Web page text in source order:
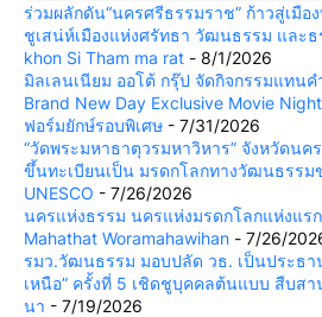
ร่วมผลักดัน“นครศรีธรรมราช” ก้าวสู่เมือ
ชูเสน่ห์เมืองแห่งศรัทธา วัฒนธรรม และ
khon Si Tham ma rat - 8/1/2026
มิลเลนเนียม ออโต้ กรุ๊ป จัดกิจกรรมแทน
Brand New Day Exclusive Movie
ฟอร์มยักษ์รอบพิเศษ - 7/31/2026
“วัดพระมหาธาตุวรมหาวิหาร” จังหวัดนค
ขึ้นทะเบียนเป็น มรดกโลกทางวัฒนธรรม
UNESCO - 7/26/2026
นครแห่งธรรม นครแห่งมรดกโลกแห่งแร
Mahathat Woramahawihan - 7/26/
รมว.วัฒนธรรม มอบปลัด วธ. เป็นประธา
เหนือ” ครั้งที่ 5 เชิดชูบุคคลต้นแบบ สืบส
นา - 7/19/2026